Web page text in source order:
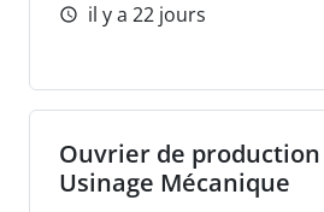
il y a 22 jours
Ouvrier de production
Usinage Mécanique